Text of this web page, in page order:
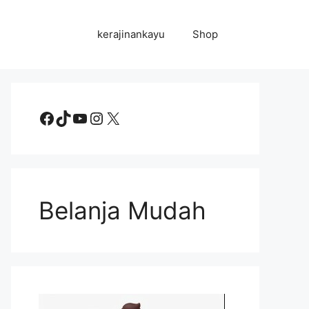
kerajinankayu Shop
Facebook
TikTok
YouTube
Instagram
X
Belanja Mudah